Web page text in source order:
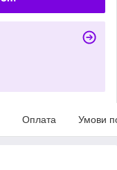
Оплата Умови